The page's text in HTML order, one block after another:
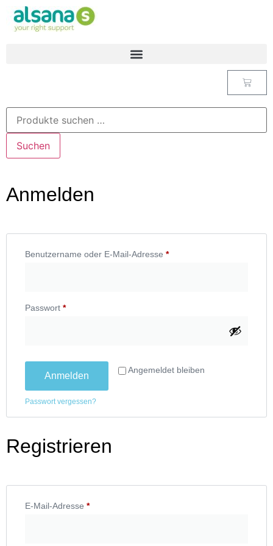
Suchen
Anmelden
Benutzername oder E-Mail-Adresse *
Passwort *
Angemeldet bleiben
Anmelden
Passwort vergessen?
Registrieren
E-Mail-Adresse *